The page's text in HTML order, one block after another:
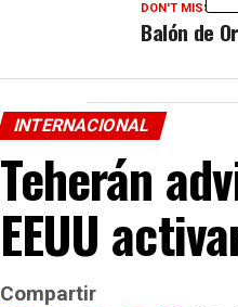
DON'T MISS
Balón de
INTERNACIONAL
Teherán
EEUU
Compartir